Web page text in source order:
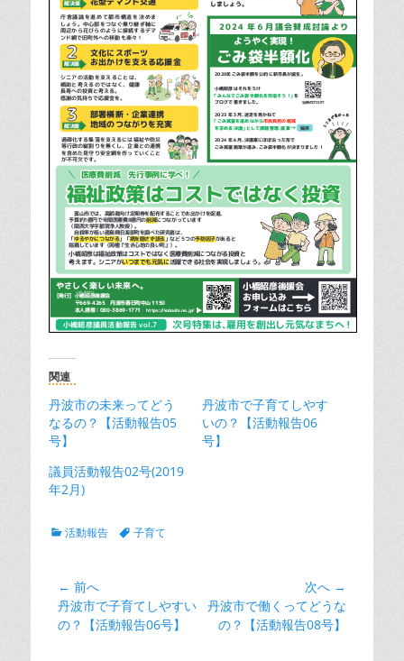
関連
丹波市の未来ってどう
なるの？【活動報告05
号】
丹波市で子育てしやす
いの？【活動報告06
号】
議員活動報告02号(2019
年2月)
カ 活動報告
タ 子育て
投
稿
ナ
← 前へ
前
の
丹波市で子育てしやすい
の？【活動報告06号】
次へ →
次
丹波市で働くってどうな
の？【活動報告08号】